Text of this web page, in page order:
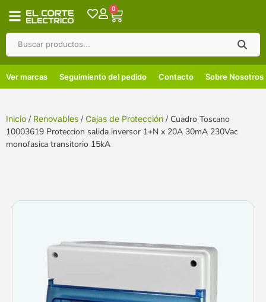
0
Ver marcas Seguimiento del pedido Contacto Sobre Nosotros
Inicio / Renovables / Cajas de Protección / Cuadro Toscano
10003619 Proteccion salida inversor 1+N x 20A 30mA 230Vac
monofasica transitorio 15kA